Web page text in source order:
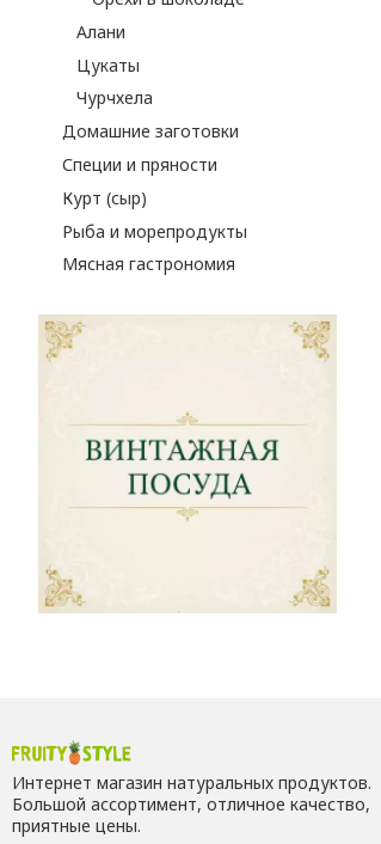
Алани
Цукаты
Чурчхела
Домашние заготовки
Специи и пряности
Курт (сыр)
Рыба и морепродукты
Мясная гастрономия
Интернет магазин натуральных продуктов.
Большой ассортимент, отличное качество,
приятные цены.